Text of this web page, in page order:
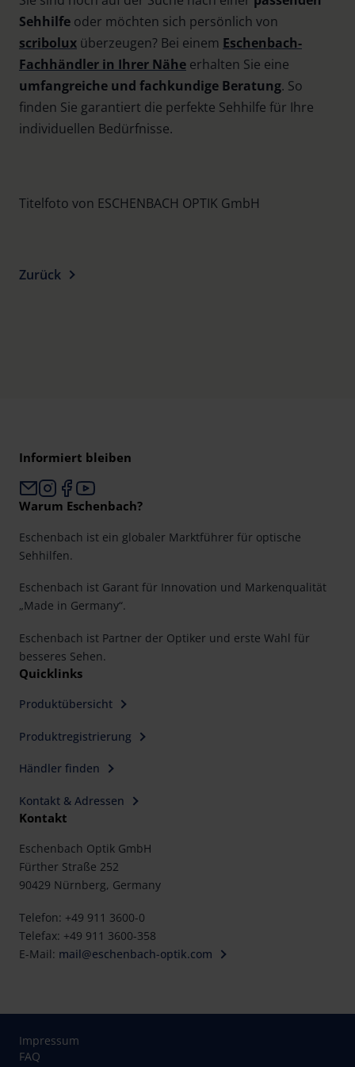
Sehhilfe oder möchten sich persönlich von
scribolux überzeugen? Bei einem Eschenbach-
Fachhändler in Ihrer Nähe erhalten Sie eine
umfangreiche und fachkundige Beratung. So
finden Sie garantiert die perfekte Sehhilfe für Ihre
individuellen Bedürfnisse.
Titelfoto von ESCHENBACH OPTIK GmbH
Zurück
Informiert bleiben
Warum Eschenbach?
Eschenbach ist ein globaler Marktführer für optische
Sehhilfen.
Eschenbach ist Garant für Innovation und Markenqualität
„Made in Germany“.
Eschenbach ist Partner der Optiker und erste Wahl für
besseres Sehen.
Quicklinks
Produktübersicht
Produktregistrierung
Händler finden
Kontakt & Adressen
Kontakt
Eschenbach Optik GmbH
Fürther Straße 252
90429 Nürnberg, Germany
Telefon: +49 911 3600-0
Telefax: +49 911 3600-358
E-Mail: mail@eschenbach-optik.com
Impressum
FAQ